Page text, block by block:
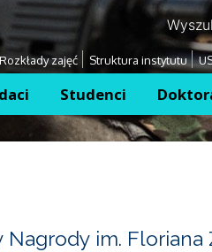
Rozkłady zajęć Struktura instytutu
Studenci
Nagrody im.